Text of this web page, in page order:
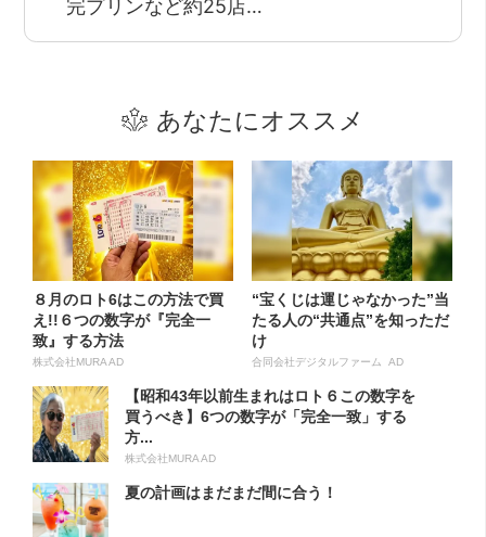
完プリンなど約25店…
あなたにオススメ
８月のロト6はこの方法で買
え!!６つの数字が『完全一
致』する方法
株式会社MURA AD
“宝くじは運じゃなかった”当
たる人の“共通点”を知っただ
け
合同会社デジタルファーム AD
【昭和43年以前生まれはロト６この数字を
買うべき】6つの数字が「完全一致」する
方...
株式会社MURA AD
夏の計画はまだまだ間に合う！